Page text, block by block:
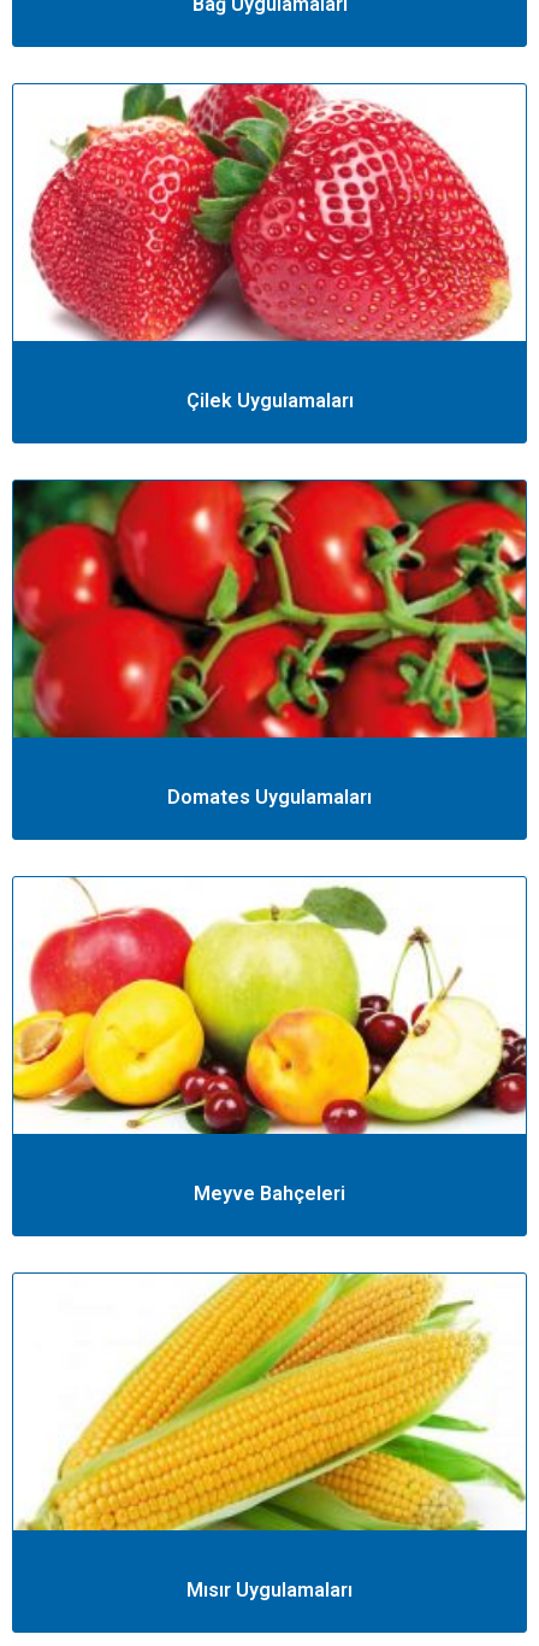
Çilek Uygulamaları
Domates Uygulamaları
Meyve Bahçeleri
Mısır Uygulamaları